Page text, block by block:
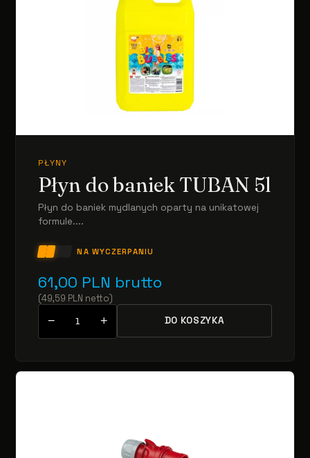
PŁYNY
Płyn do baniek TUBAN 5l
Płyn do baniek mydlanych oparty na unikatowej
formule....
NA WYCZERPANIU
61,00 PLN brutto
(49,59 PLN netto)
− + DO KOSZYKA